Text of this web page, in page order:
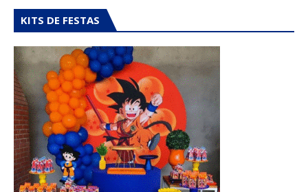
KITS DE FESTAS